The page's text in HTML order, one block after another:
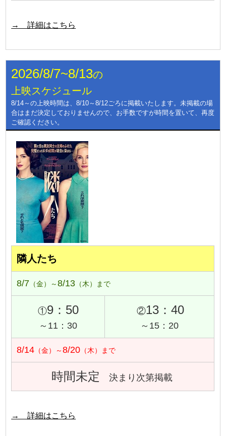
→ 詳細はこちら
2026/8/7~8/13の
上映スケジュール
8/14～の上映時間は、8/10～8/12ごろに掲載いたします。未掲載の場
合はまだ決定しておりませんので、お手数ですが時間を置いて、再度
ご確認ください。
隣人たち
8/7 （金）～8/13 （木）まで
①9：50
～11：30
②13：40
～15：20
8/14 （金）～8/20 （木）まで
時間未定 決まり次第掲載
→ 詳細はこちら